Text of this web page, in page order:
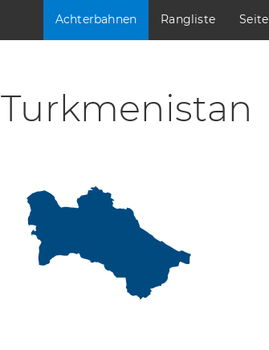
Achterbahnen Rangliste Seite
Turkmenistan